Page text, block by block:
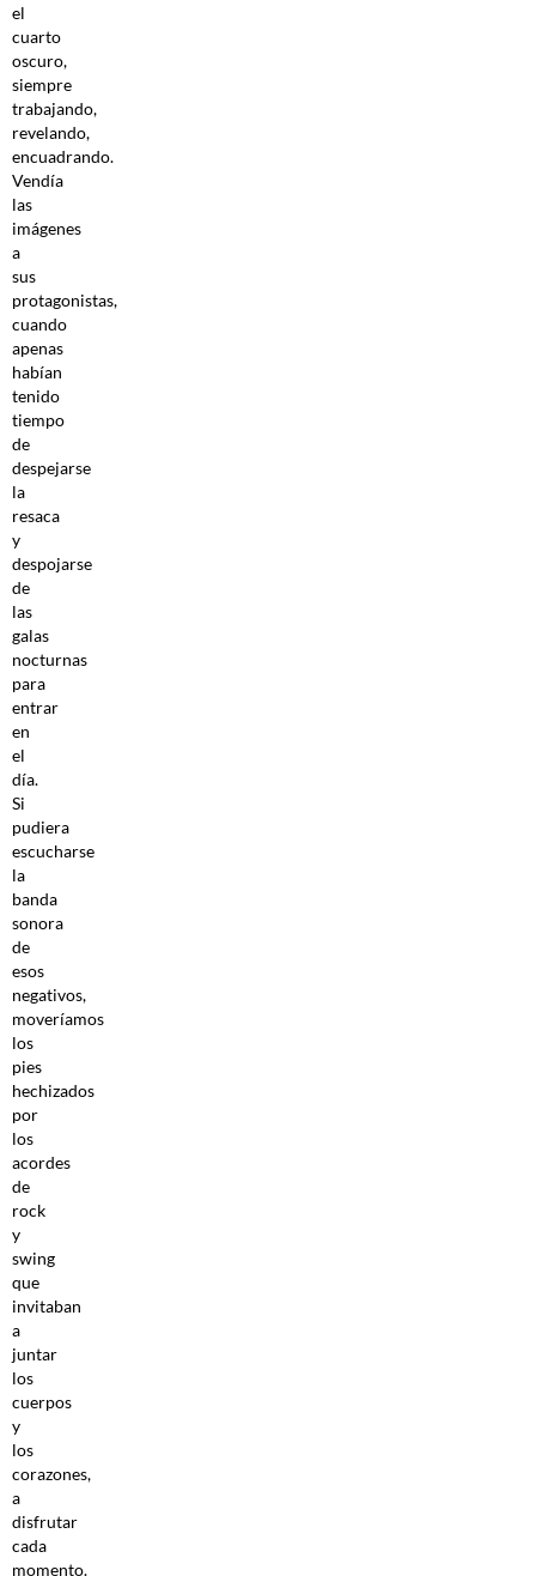
el
cuarto
oscuro,
siempre
trabajando,
revelando,
encuadrando.
Vendía
las
imágenes
a
sus
protagonistas,
cuando
apenas
habían
tenido
tiempo
de
despejarse
la
resaca
y
despojarse
de
las
galas
nocturnas
para
entrar
en
el
día.
Si
pudiera
escucharse
la
banda
sonora
de
esos
negativos,
moveríamos
los
pies
hechizados
por
los
acordes
de
rock
y
swing
que
invitaban
a
juntar
los
cuerpos
y
los
corazones,
a
disfrutar
cada
momento.